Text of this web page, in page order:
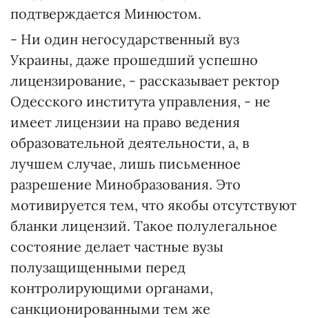
подтверждается Минюстом.
- Ни один негосударственный вуз
Украины, даже прошедший успешно
лицензирование, - рассказывает ректор
Одесского института управления, - не
имеет лицензии на право ведения
образовательной деятельности, а, в
лучшем случае, лишь письменное
разрешение Минобразования. Это
мотивируется тем, что якобы отсутствуют
бланки лицензий. Такое полулегальное
состояние делает частные вузы
полузащищенными перед
контролирующими органами,
санкционированными тем же